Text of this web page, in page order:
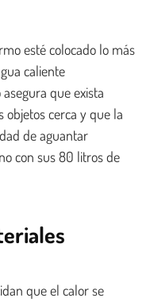
esté colocado lo más
caliente
que exista
objetos cerca y que la
de aguantar
con sus 80 litros de
que el calor se